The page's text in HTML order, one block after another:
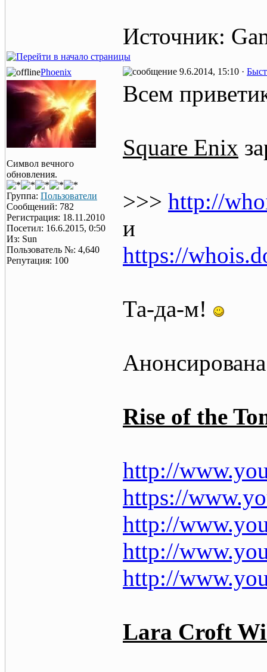
Источник:
Phoenix 9.6.2014, 15:10 ·
Символ вечного
обновления.
Группа: Пользователи
Сообщений: 782
Регистрация: 18.11.2010
Посетил: 16.6.2015, 0:50
Из: Sun
Пользователь №: 4,640
Репутация: 100
Всем
Square Enix
>>> http://
и
https://
Та-да-м!
Rise of the
http://
https://
http://
http://
http://
Lara Croft